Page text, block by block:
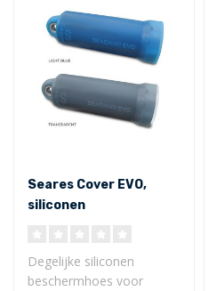
Seares Cover EVO,
siliconen
Degelijke siliconen
beschermhoes voor